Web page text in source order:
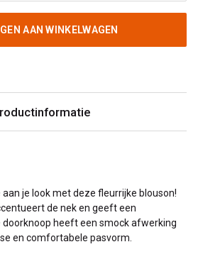
AAN WINKELWAGEN
je look met deze fleurrijke blouson!
de nek en geeft een
heeft een smock afwerking
en comfortabele pasvorm.